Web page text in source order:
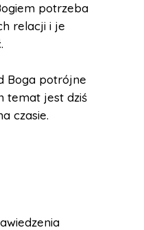
potrzeba
relacji i je
Boga potrójne
temat jest dziś
czasie.